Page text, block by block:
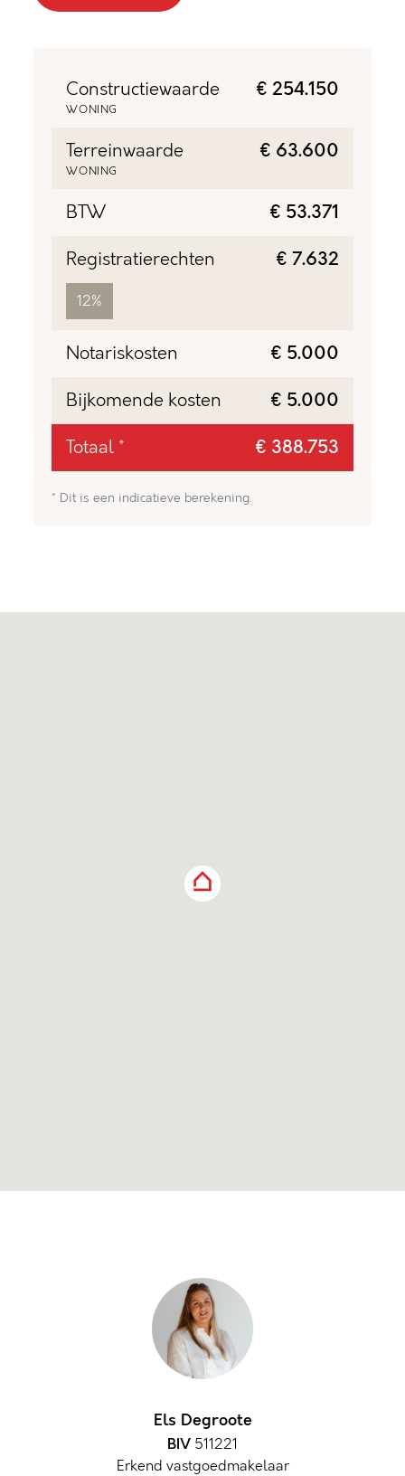
Constructiewaarde
WONING
€ 254.150
Terreinwaarde
WONING
€ 63.600
BTW
€ 53.371
Registratierechten
12%
€ 7.632
Notariskosten
€ 5.000
Bijkomende kosten
€ 5.000
Totaal *
€ 388.753
* Dit is een indicatieve berekening.
Els Degroote
BIV 511221
Erkend vastgoedmakelaar